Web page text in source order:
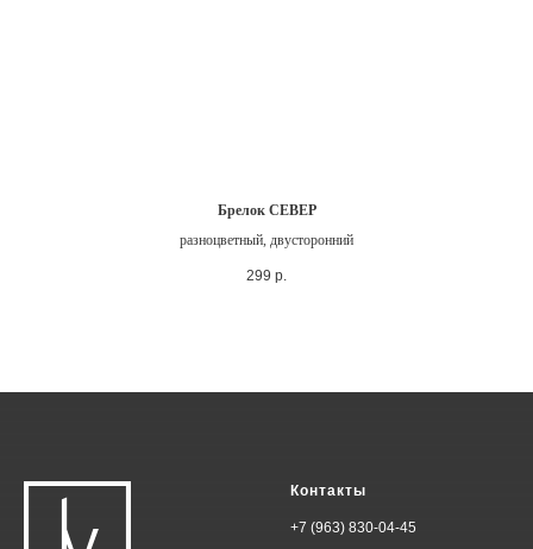
Брелок СЕВЕР
разноцветный, двусторонний
299 р.
Контакты
+7 (963) 830-04-45